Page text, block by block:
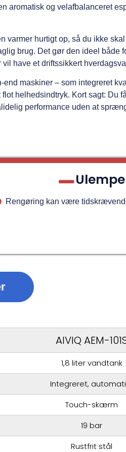
aromatisk og velafbalanceret
varmer hurtigt op, så du ikke
brug. Det gør den ideel både
have et driftssikkert
maskiner – som integreret
helhedsindtryk. Kort sagt: Du
performance uden at
Rengøring kan være
AIVIQ AEM-
1,8 liter vandtank
Integreret,
Touch-skærm
19 bar
Rustfrit stål